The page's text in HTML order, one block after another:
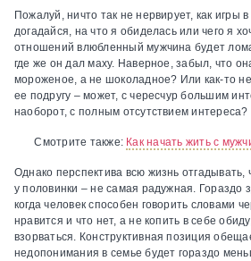
Пожалуй, ничто так не нервирует, как игры
догадайся, на что я обиделась или чего я
отношений влюбленный мужчина будет
где же он дал маху. Наверное, забыл, что
мороженое, а не шоколадное? Или как-то
ее подругу – может, с чересчур большим
наоборот, с полным отсутствием интереса?
Смотрите также: Как начать жить с
Однако перспектива всю жизнь отгадывать,
у половинки – не самая радужная. Гораздо
когда человек способен говорить словами
нравится и что нет, а не копить в себе
взорваться. Конструктивная позиция
недопонимания в семье будет гораздо